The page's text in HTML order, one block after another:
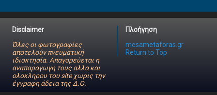
Disclaimer
Όλες οι φωτογραφίες
αποτελούν πνευματική
ιδιοκτησία. Απαγορεύεται η
αναπαραγωγη τους αλλα και
ολοκληρου του site χωρις την
έγγραφη άδεια της Δ.Ο.
Πλοήγηση
mesametaforas.gr
Return to Top